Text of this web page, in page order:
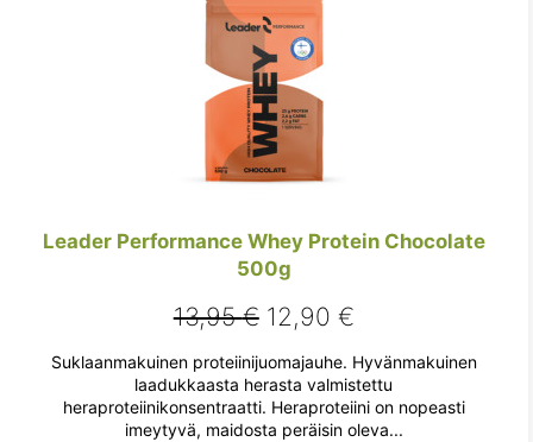
Leader Performance Whey Protein Chocolate
500g
13,95€ Alkuperäinen
hinta
oli:
13,95 €.
12,90 €Nykyinen
hinta
on:
12,90 €.
Suklaanmakuinen proteiinijuomajauhe. Hyvänmakuinen
laadukkaasta herasta valmistettu
heraproteiinikonsentraatti. Heraproteiini on nopeasti
imeytyvä, maidosta peräisin oleva...